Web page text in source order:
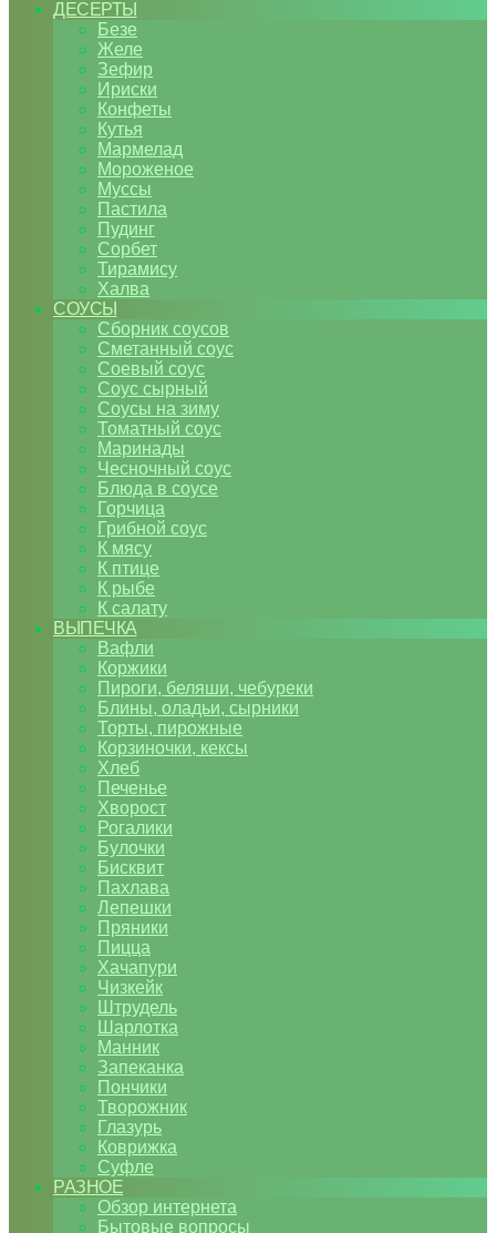
ДЕСЕРТЫ
Безе
Желе
Зефир
Ириски
Конфеты
Кутья
Мармелад
Мороженое
Муссы
Пастила
Пудинг
Сорбет
Тирамису
Халва
СОУСЫ
Сборник соусов
Сметанный соус
Соевый соус
Соус сырный
Соусы на зиму
Томатный соус
Маринады
Чесночный соус
Блюда в соусе
Горчица
Грибной соус
К мясу
К птице
К рыбе
К салату
ВЫПЕЧКА
Вафли
Коржики
Пироги, беляши, чебуреки
Блины, оладьи, сырники
Торты, пирожные
Корзиночки, кексы
Хлеб
Печенье
Хворост
Рогалики
Булочки
Бисквит
Пахлава
Лепешки
Пряники
Пицца
Хачапури
Чизкейк
Штрудель
Шарлотка
Манник
Запеканка
Пончики
Творожник
Глазурь
Коврижка
Суфле
РАЗНОЕ
Обзор интернета
Бытовые вопросы